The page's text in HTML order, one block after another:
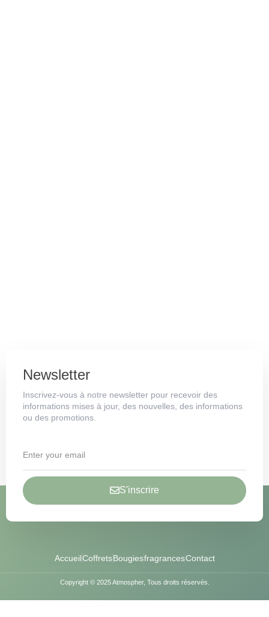
Newsletter
Inscrivez-vous à notre newsletter pour recevoir des
informations mises à jour, des nouvelles, des informations
ou des promotions.
S'inscrire
AccueilCoffretsBougiesfragrancesContact
Copyright © 2025 Atmospher, Tous droits réservés.